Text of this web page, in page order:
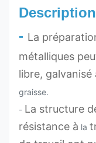
- La
métalliques
libre, galvanisé
graisse.
- La structure
résistance à la